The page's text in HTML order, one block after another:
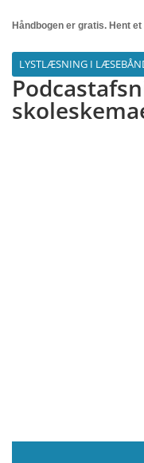
Håndbogen er gratis. Hent
LYSTLÆSNING I